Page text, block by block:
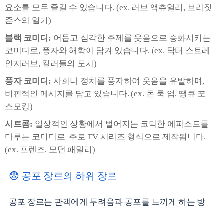
요소를 모두 즐길 수 있습니다. (ex. 러브 액츄얼리, 브리짓
존스의 일기)
블랙 코미디: 어둡고 심각한 주제를 웃음으로 승화시키는
코미디로, 풍자와 해학이 담겨 있습니다. (ex. 닥터 스트레
인지러브, 킬러들의 도시)
풍자 코미디: 사회나 정치를 풍자하여 웃음을 유발하며,
비판적인 메시지를 담고 있습니다. (ex. 돈 룩 업, 땡큐 포
스모킹)
시트콤: 일상적인 상황에서 벌어지는 코믹한 에피소드를
다루는 코미디로, 주로 TV 시리즈 형식으로 제작됩니다.
(ex. 프렌즈, 모던 패밀리)
😨 공포 장르의 하위 장르
공포 장르는 관객에게 두려움과 공포를 느끼게 하는 방